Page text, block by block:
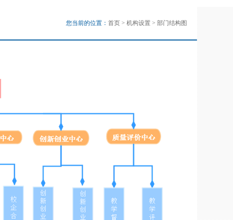
您当前的位置： 首页 > 机构设置 > 部门结构图